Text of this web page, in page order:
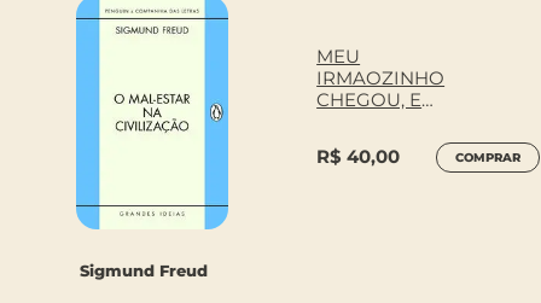
Sigmund Freud
MEU
IRMAOZINHO
CHEGOU, E
GUIA PARA PAI
R$ 40,00 COMPRAR